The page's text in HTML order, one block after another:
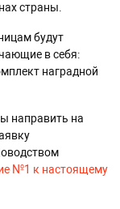
страны.
будут
в себя:
наградной
направить на
Nº1 к настоящему